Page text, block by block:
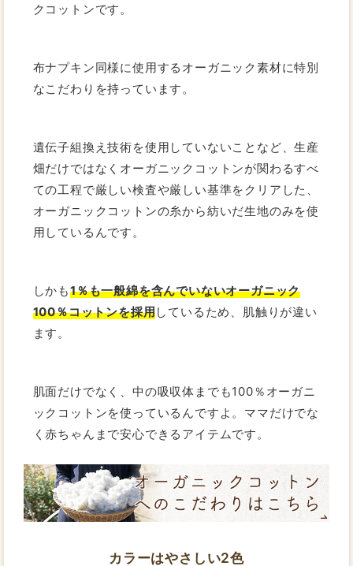
クコットンです。
布ナプキン同様に使用するオーガニック素材に特別
なこだわりを持っています。
遺伝子組換え技術を使用していないことなど、生産
畑だけではなくオーガニックコットンが関わるすべ
ての工程で厳しい検査や厳しい基準をクリアした、
オーガニックコットンの糸から紡いだ生地のみを使
用しているんです。
しかも1％も一般綿を含んでいないオーガニック
100％コットンを採用しているため、肌触りが違い
ます。
肌面だけでなく、中の吸収体までも100％オーガニ
ックコットンを使っているんですよ。ママだけでな
く赤ちゃんまで安心できるアイテムです。
カラーはやさしい2色